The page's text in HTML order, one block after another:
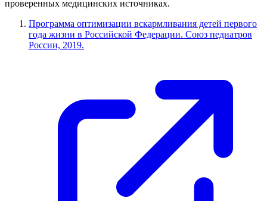
проверенных медицинских источниках.
Программа оптимизации вскармливания детей первого
года жизни в Российской Федерации. Союз педиатров
России, 2019.